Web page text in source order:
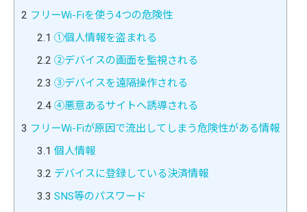
2 フリーWi-Fiを使う4つの危険性
2.1 ①個人情報を盗まれる
2.2 ②デバイスの画面を監視される
2.3 ③デバイスを遠隔操作される
2.4④悪意あるサイトへ誘導される
3 フリーWi-Fiが原因で流出してしまう危険性がある情報
3.1 個人情報
3.2 デバイスに登録している決済情報
3.3 SNS等のパスワード